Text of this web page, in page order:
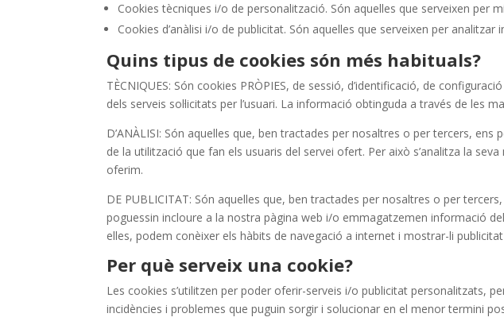
Cookies tècniques i/o de personalització. Són aquelles que serveixen per
Cookies d’anàlisi i/o de publicitat. Són aquelles que serveixen per
Quins tipus de cookies són més habituals?
TÈCNIQUES: Són cookies PRÒPIES, de sessió, d’identificació, de
dels serveis sol·licitats per l’usuari. La informació obtinguda a través de les
D’ANÀLISI: Són aquelles que, ben tractades per nosaltres o per tercers,
de la utilització que fan els usuaris del servei ofert. Per això s’analitza la
oferim.
DE PUBLICITAT: Són aquelles que, ben tractades per nosaltres o per
poguessin incloure a la nostra pàgina web i/o emmagatzemen informació
elles, podem conèixer els hàbits de navegació a internet i mostrar-li
Per què serveix una cookie?
Les cookies s’utilitzen per poder oferir-serveis i/o publicitat personalitzats,
incidències i problemes que puguin sorgir i solucionar en el menor termini